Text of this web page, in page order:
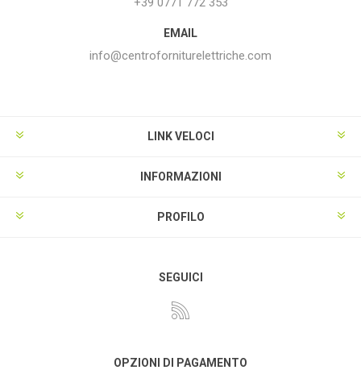
EMAIL
info@centroforniturelettriche.com
LINK VELOCI
INFORMAZIONI
PROFILO
SEGUICI
OPZIONI DI PAGAMENTO